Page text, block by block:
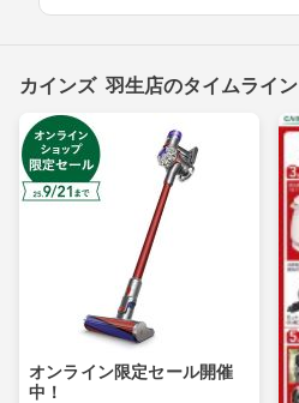
カインズ 羽生店のタイムライン
オンライン限定セール開催
中！